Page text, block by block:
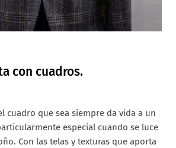
con cuadros.
cuadro que sea siempre da vida a un
especial cuando se luce
Con las telas y texturas que aporta